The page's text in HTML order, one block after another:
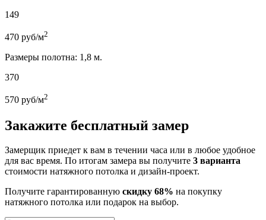
149
470 руб/м2
Размеры полотна: 1,8 м.
370
570 руб/м2
Закажите бесплатный замер
Замерщик приедет к вам в течении часа или в любое удобное
для вас время. По итогам замера вы получите 3 варианта
стоимости натяжного потолка и дизайн-проект.
Получите гарантированную скидку 68% на покупку
натяжного потолка или подарок на выбор.